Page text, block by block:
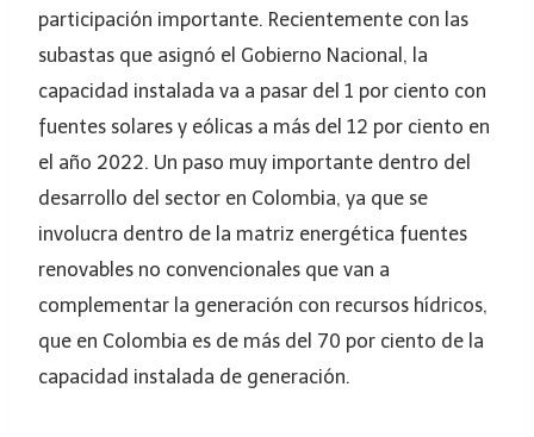
participación importante. Recientemente con las
subastas que asignó el Gobierno Nacional, la
capacidad instalada va a pasar del 1 por ciento con
fuentes solares y eólicas a más del 12 por ciento en
el año 2022. Un paso muy importante dentro del
desarrollo del sector en Colombia, ya que se
involucra dentro de la matriz energética fuentes
renovables no convencionales que van a
complementar la generación con recursos hídricos,
que en Colombia es de más del 70 por ciento de la
capacidad instalada de generación.